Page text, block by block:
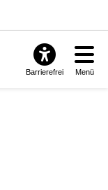
Barrierefrei Menü